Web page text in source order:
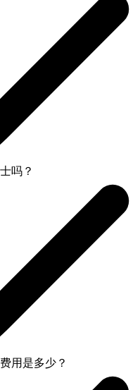
吗？
用是多少？